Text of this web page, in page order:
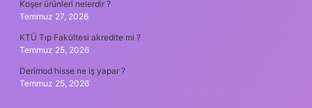
Koşer ürünleri nelerdir ?
Temmuz 27, 2026
KTÜ Tıp Fakültesi akredite mi ?
Temmuz 25, 2026
Derimod hisse ne iş yapar ?
Temmuz 25, 2026